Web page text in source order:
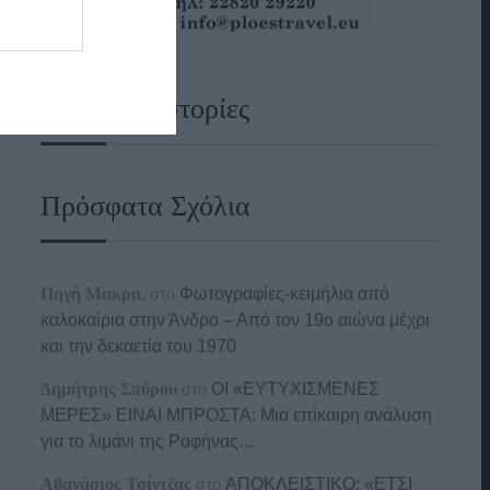
Ναυτικές Ιστορίες
Πρόσφατα Σχόλια
Πηγή Μακρα. στο Φωτογραφίες-κειμήλια από
καλοκαίρια στην Άνδρο – Από τον 19ο αιώνα μέχρι
και την δεκαετία του 1970
Δημήτρης Σπύρου στο ΟΙ «ΕΥΤΥΧΙΣΜΕΝΕΣ
ΜΕΡΕΣ» ΕΙΝΑΙ ΜΠΡΟΣΤΑ: Μια επίκαιρη ανάλυση
για το λιμάνι της Ραφήνας…
Αθανάσιος Τσίντζας στοΑΠΟΚΛΕΙΣΤΙΚΟ: «ΕΤΣΙ